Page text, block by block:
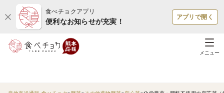
食べチョクアプリ
便利なお知らせが充実！
アプリで開く
メニュー